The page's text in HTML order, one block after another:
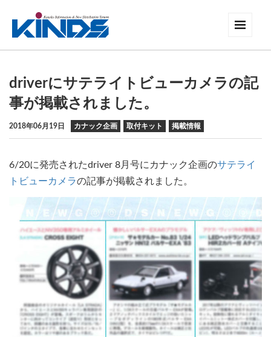
driverにサテライトビューカメラの記
事が掲載されました。
2018年06月19日 カナック企画 取付キット 掲載情報
6/20に発売されたdriver 8月号にカナック企画のサテライ
トビューカメラの記事が掲載されました。